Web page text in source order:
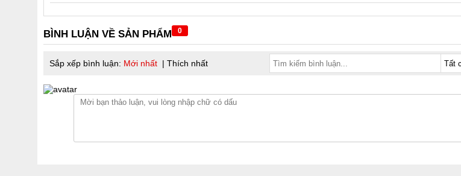
BÌNH LUẬN VỀ SẢN PHẨM 0
Sắp xếp bình luận: Mới nhất | Thích nhất